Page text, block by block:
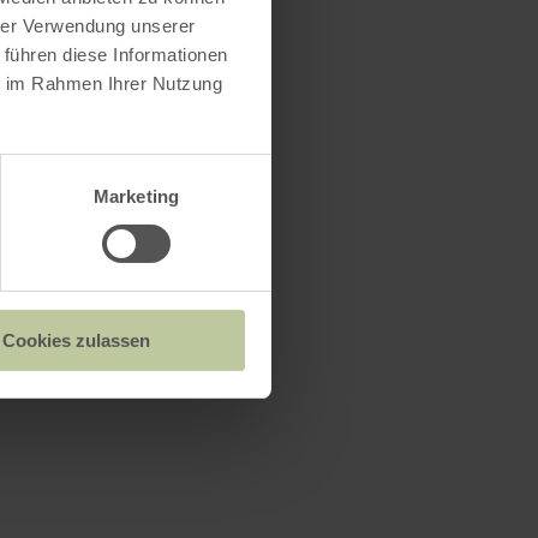
Verwendung unserer
diese Informationen
Rahmen Ihrer Nutzung
Marketing
Cookies zulassen